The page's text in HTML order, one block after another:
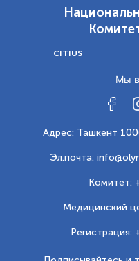
CITIUS
Мы в
Адрес: Ташкент
Эл.почта:
Комитет:
Медицинский